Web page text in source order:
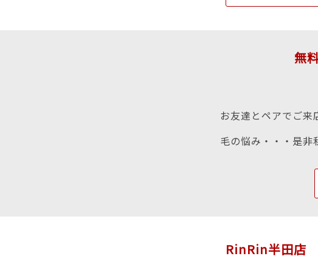
無
お友達とペアでご
毛の悩み・・・是
RinRin半田店